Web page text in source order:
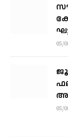
05/
05/